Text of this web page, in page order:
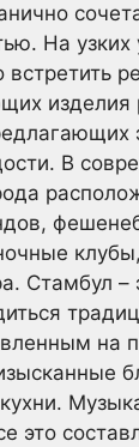
На узких
изделия
В
Стамбул –
на
это